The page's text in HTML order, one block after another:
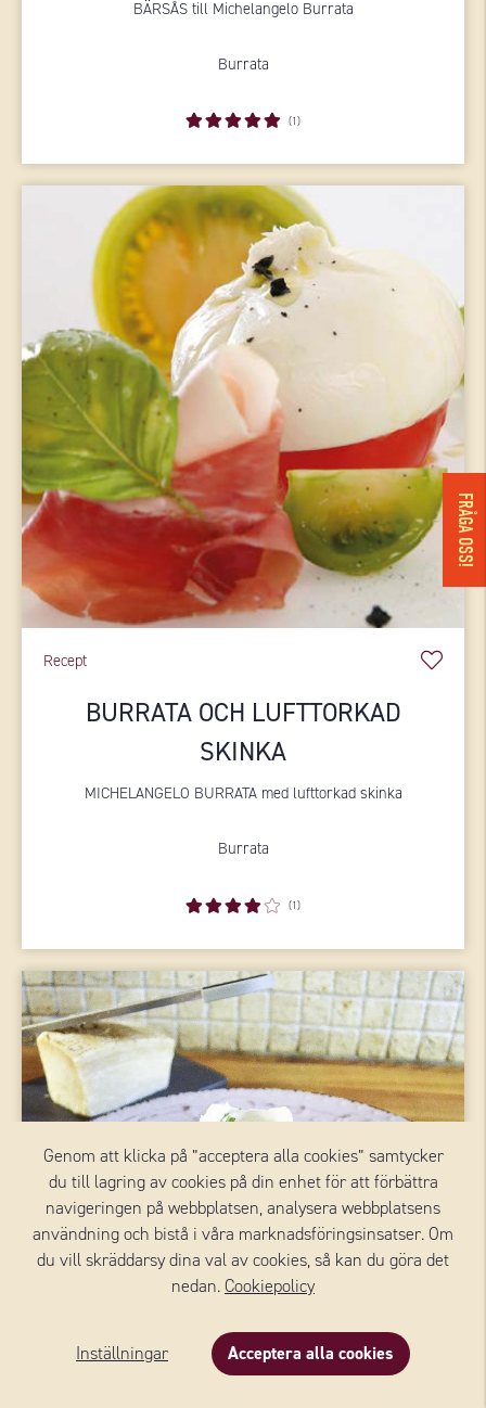
Genom att klicka på ”acceptera alla cookies” samtycker
du till lagring av cookies på din enhet för att förbättra
navigeringen på webbplatsen, analysera webbplatsens
användning och bistå i våra marknadsföringsinsatser. Om
du vill skräddarsy dina val av cookies, så kan du göra det
nedan.Cookiepolicy
Inställningar Acceptera alla cookies
BÄRSÅS till Michelangelo Burrata
Burrata
(1)
Recept
BURRATA OCH LUFTTORKAD
SKINKA
MICHELANGELO BURRATA med lufttorkad skinka
Burrata
(1)
Filter
FRÅGA OSS!